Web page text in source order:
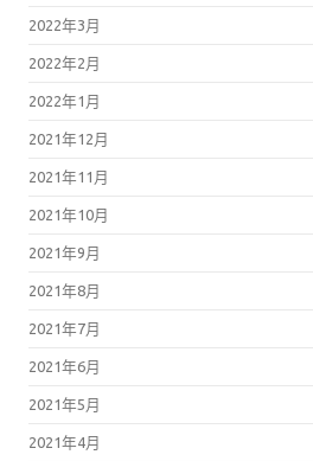
2022年3月
2022年2月
2022年1月
2021年12月
2021年11月
2021年10月
2021年9月
2021年8月
2021年7月
2021年6月
2021年5月
2021年4月